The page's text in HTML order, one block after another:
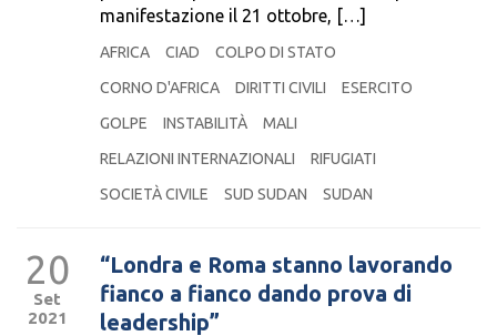
manifestazione il 21 ottobre, […]
AFRICA CIAD
COLPO DI STATO
CORNO D'AFRICA
DIRITTI CIVILI
ESERCITO
GOLPE
INSTABILITÀ
MALI
RELAZIONI INTERNAZIONALI
RIFUGIATI
SOCIETÀ CIVILE
SUD SUDAN SUDAN
20
Set
2021
“Londra e Roma stanno lavorando
fianco a fianco dando prova di
leadership”